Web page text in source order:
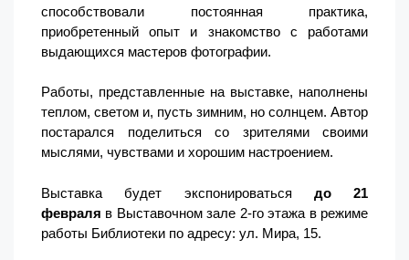
способствовали постоянная практика,
приобретенный опыт и знакомство с работами
выдающихся мастеров фотографии.
Работы, представленные на выставке, наполнены
теплом, светом и, пусть зимним, но солнцем. Автор
постарался поделиться со зрителями своими
мыслями, чувствами и хорошим настроением.
Выставка будет экспонироваться до 21
февраля в Выставочном зале 2-го этажа в режиме
работы Библиотеки по адресу: ул. Мира, 15.